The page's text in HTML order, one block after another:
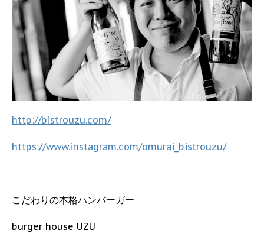
http://bistrouzu.com/
https://www.instagram.com/omurai_bistrouzu/
こだわりの本格ハンバーガー
burger house UZU